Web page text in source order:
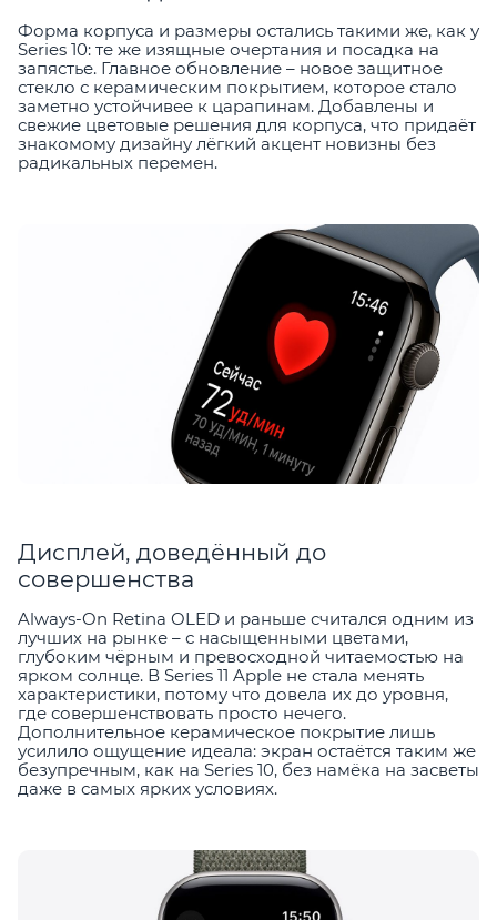
Форма корпуса и размеры остались такими же, как у
Series 10: те же изящные очертания и посадка на
запястье. Главное обновление – новое защитное
стекло с керамическим покрытием, которое стало
заметно устойчивее к царапинам. Добавлены и
свежие цветовые решения для корпуса, что придаёт
знакомому дизайну лёгкий акцент новизны без
радикальных перемен.
Дисплей, доведённый до
совершенства
Always-On Retina OLED и раньше считался одним из
лучших на рынке – с насыщенными цветами,
глубоким чёрным и превосходной читаемостью на
ярком солнце. В Series 11 Apple не стала менять
характеристики, потому что довела их до уровня,
где совершенствовать просто нечего.
Дополнительное керамическое покрытие лишь
усилило ощущение идеала: экран остаётся таким же
безупречным, как на Series 10, без намёка на засветы
даже в самых ярких условиях.